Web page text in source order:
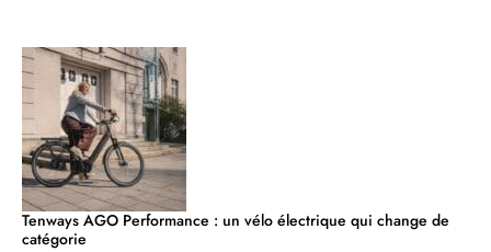
Tenways AGO Performance : un vélo électrique qui change de
catégorie